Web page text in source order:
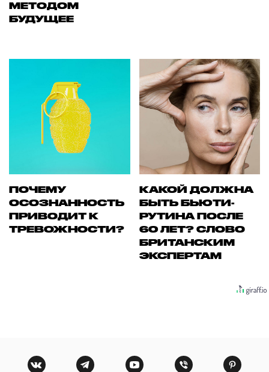
МЕТОДОМ
БУДУЩЕЕ
ПОЧЕМУ
ОСОЗНАННОСТЬ
ПРИВОДИТ К
ТРЕВОЖНОСТИ?
КАКОЙ ДОЛЖНА
БЫТЬ БЬЮТИ-
РУТИНА ПОСЛЕ
60 ЛЕТ? СЛОВО
БРИТАНСКИМ
ЭКСПЕРТАМ